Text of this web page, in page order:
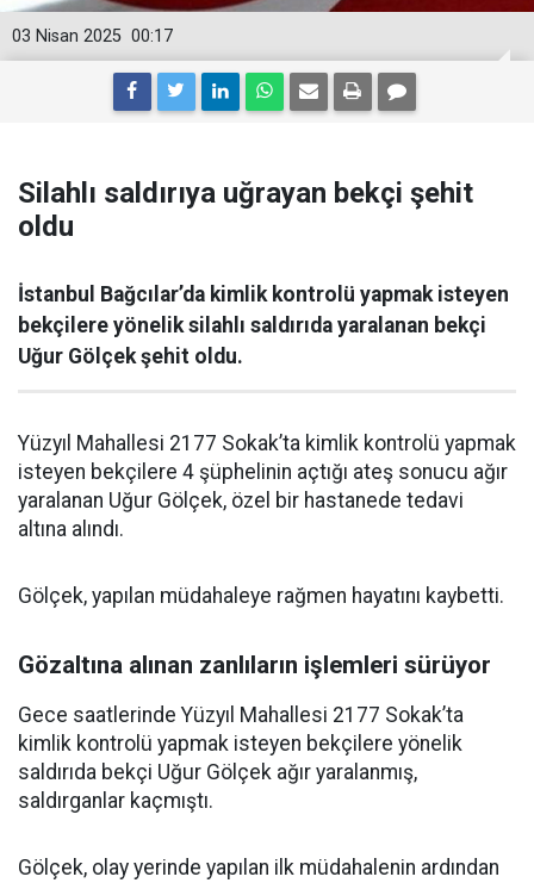
00:17
03 Nisan 2025
Silahlı saldırıya uğrayan bekçi şehit
oldu
İstanbul Bağcılar’da kimlik kontrolü yapmak isteyen
bekçilere yönelik silahlı saldırıda yaralanan bekçi
Uğur Gölçek şehit oldu.
Yüzyıl Mahallesi 2177 Sokak’ta kimlik kontrolü yapmak
isteyen bekçilere 4 şüphelinin açtığı ateş sonucu ağır
yaralanan Uğur Gölçek, özel bir hastanede tedavi
altına alındı.
Gölçek, yapılan müdahaleye rağmen hayatını kaybetti.
Gözaltına alınan zanlıların işlemleri sürüyor
Gece saatlerinde Yüzyıl Mahallesi 2177 Sokak’ta
kimlik kontrolü yapmak isteyen bekçilere yönelik
saldırıda bekçi Uğur Gölçek ağır yaralanmış,
saldırganlar kaçmıştı.
Gölçek, olay yerinde yapılan ilk müdahalenin ardından